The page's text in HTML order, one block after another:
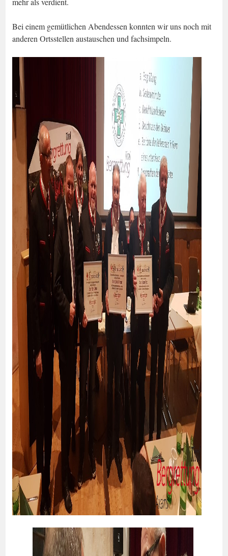
Bei einem gemütlichen Abendessen konnten wir uns noch mit
anderen Ortsstellen austauschen und fachsimpeln.